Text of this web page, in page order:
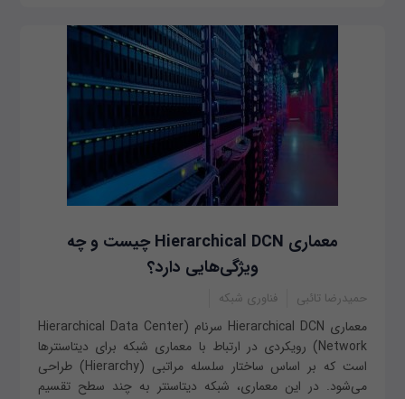
معماری Hierarchical DCN چیست و چه
ویژگی‌هایی دارد؟
حمیدرضا تائبی فناوری شبکه
معماری Hierarchical DCN سرنام (Hierarchical Data Center
Network) رویکردی در ارتباط با معماری شبکه برای دیتاسنترها
است که بر اساس ساختار سلسله مراتبی (Hierarchy) طراحی
می‌شود. در این معماری، شبکه دیتاسنتر به چند سطح تقسیم